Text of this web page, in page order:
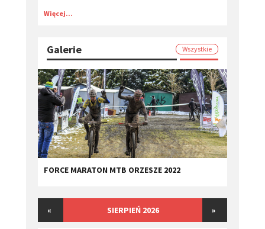
Więcej...
Galerie Wszystkie
FORCE MARATON MTB ORZESZE 2022
« SIERPIEŃ 2026 »